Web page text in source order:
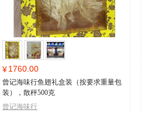
¥1760.00
曾记海味行鱼翅礼盒装（按要求重量包
装），散秤500克
曾记海味行